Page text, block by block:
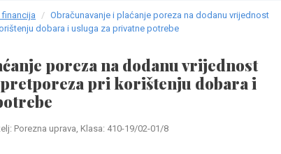
Obračunavanje i plaćanje poreza na dodanu vrijednost
dobara i usluga za privatne potrebe
poreza na dodanu vrijednost
pri korištenju dobara i
Porezna uprava, Klasa: 410-19/02-01/8